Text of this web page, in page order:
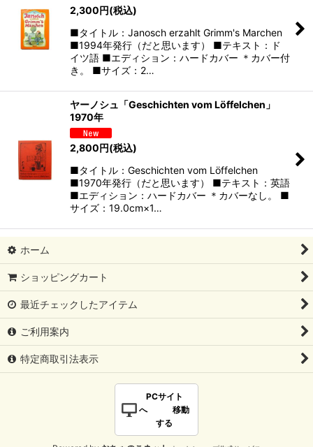
2,300円(税込)
■タイトル：Janosch erzahlt Grimm's Marchen
■1994年発行（だと思います） ■テキスト：ド
イツ語 ■エディション：ハードカバー ＊カバー付
き。 ■サイズ：2…
ヤーノシュ「Geschichten vom Löffelchen」
1970年
2,800円(税込)
■タイトル：Geschichten vom Löffelchen
■1970年発行（だと思います） ■テキスト：英語
■エディション：ハードカバー ＊カバーなし。 ■
サイズ：19.0cm×1…
ホーム
ショッピングカート
最近チェックしたアイテム
ご利用案内
特定商取引法表示
PCサイト
へ 移動
する